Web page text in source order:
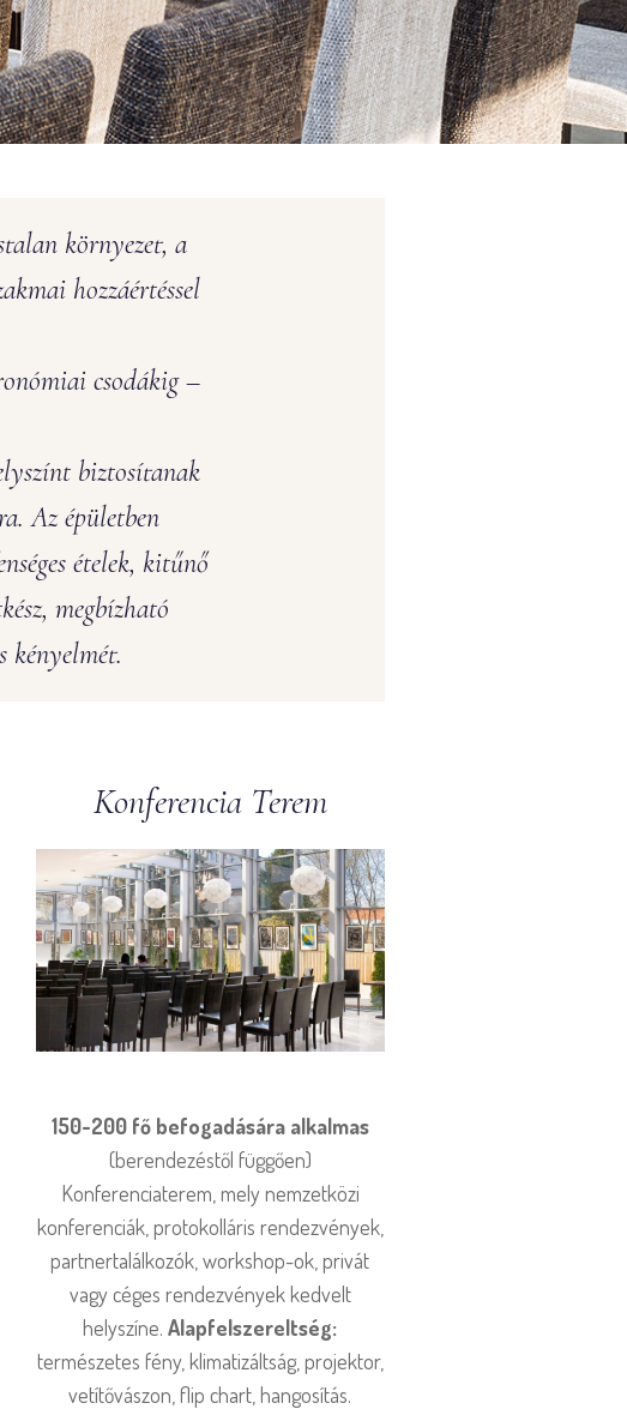
környezet, a
hozzáértéssel
csodákig –
biztosítanak
Az épületben
ételek, kitűnő
megbízható
kényelmét.
Konferencia Terem
150-200 fő befogadására alkalmas
(berendezéstől függően)
Konferenciaterem, mely nemzetközi
konferenciák, protokolláris rendezvények,
partnertalálkozók, workshop-ok, privát
vagy céges rendezvények kedvelt
helyszíne.Alapfelszereltség:
természetes fény, klimatizáltság, projektor,
vetítővászon, flip chart, hangosítás.